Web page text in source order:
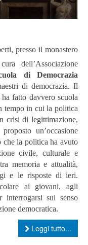
presso il monastero
dell’Associazione
di Democrazia
di democrazia. Il
fatto davvero scuola
tempo in cui la politica
crisi di legittimazione,
un’occasione
che la politica ha avuto
civile, culturale e
memoria e attualità,
e le risposte di ieri.
ai giovani, agli
interrogarsi sul senso
democratica.
Leggi tutto...